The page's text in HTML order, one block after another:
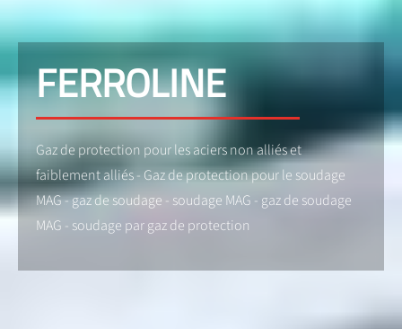
FERROLINE
Gaz de protection pour les aciers non alliés et
faiblement alliés - Gaz de protection pour le soudage
MAG - gaz de soudage - soudage MAG - gaz de soudage
MAG - soudage par gaz de protection